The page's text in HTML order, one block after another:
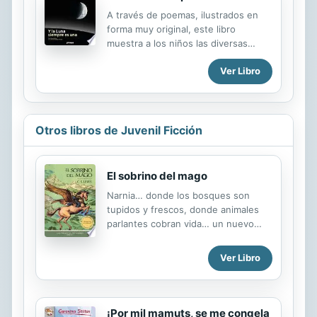
-----There are certain words that,
ouch, can be a real headache. Miss
Evita E. Rores (aka Miss Write) gives
will always and forever remember
how words are spelled.
A través de poemas, ilustrados en
forma muy original, este libro
muestra a los niños las diversas
fases de la Luna. --------------------
---------------------------------------
---------------------------------------
--- Through originally illustrated
poems, this book shows young
children the different phases of the
Ver Libro
Otros libros de Juvenil Ficción
El sobrino del mago
Narnia… donde los bosques son
tupidos y frescos, donde animales
parlantes cobran vida… un nuevo
Digory y Polly se conocen y se hacen
amigos durante un frío y húmedo
verano en Londres. Su vida se llena
Digory, Andrew, quien se cree mago,
Ver Libro
¡Por mil mamuts, se me congela